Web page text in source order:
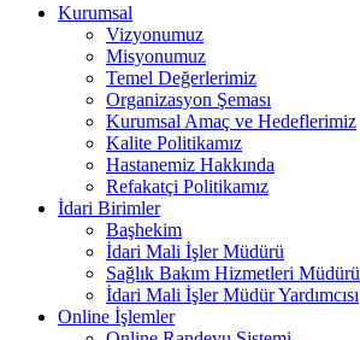
Kurumsal
Vizyonumuz
Misyonumuz
Temel Değerlerimiz
Organizasyon Şeması
Kurumsal Amaç ve Hedeflerimiz
Kalite Politikamız
Hastanemiz Hakkında
Refakatçi Politikamız
İdari Birimler
Başhekim
İdari Mali İşler Müdürü
Sağlık Bakım Hizmetleri Müdürü
İdari Mali İşler Müdür Yardımcısı
Online İşlemler